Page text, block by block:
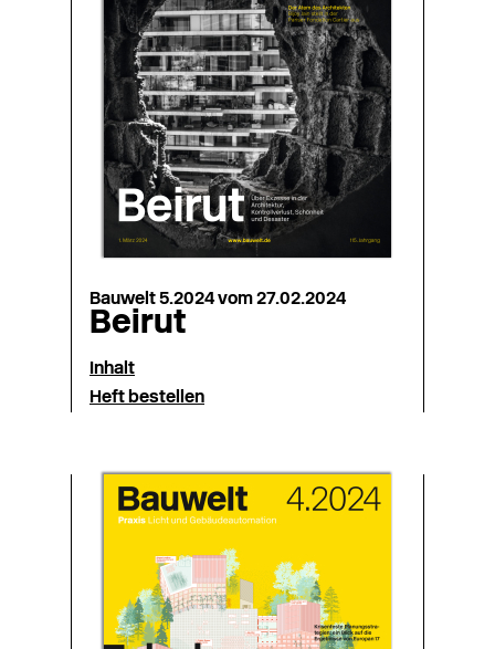
Bauwelt 5.2024 vom 27.02.2024
Beirut
Inhalt
Heft bestellen